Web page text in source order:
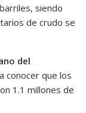
siendo
de crudo se
del
conocer que los
1.1 millones de